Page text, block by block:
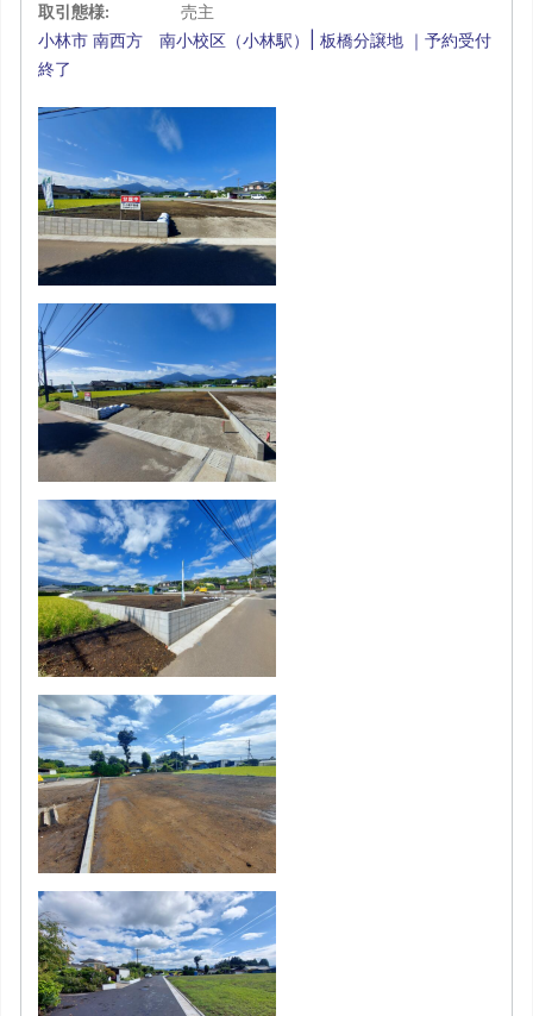
取引態様:
売主
小林市 南西方 南小校区（小林駅）| 板橋分譲地 ｜予約受付
終了